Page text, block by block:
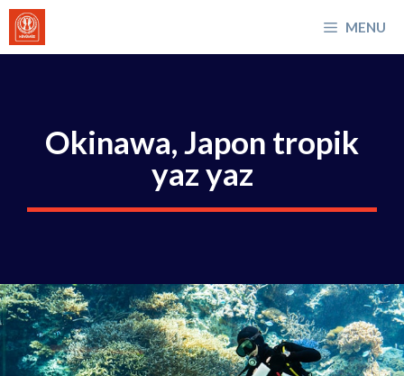
İçeriğe
atla
MENU
Okinawa, Japon tropik
yaz yaz